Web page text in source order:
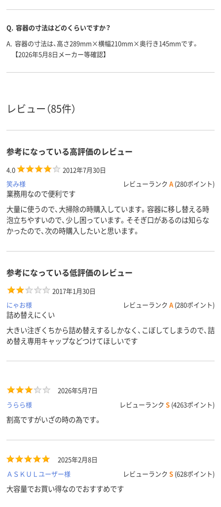
Q. 容器の寸法はどのくらいですか？
A. 容器の寸法は、高さ289mm×横幅210mm×奥行き145mmです。
【2026年5月8日メーカー等確認】
レビュー（85件）
参考になっている高評価のレビュー
4.0
2012年7月30日
笑み様
レビューランク A (280ポイント)
業務用なので便利です
大量に使うので、大掃除の時購入しています。容器に移し替える時
泡立ちやすいので、少し困っています。そそぎ口があるのは知らな
かったので、次の時購入したいと思います。
参考になっている低評価のレビュー
2017年1月30日
にゃお様
レビューランク A (280ポイント)
詰め替えにくい
大きい注ぎくちから詰め替えするしかなく、こぼしてしまうので、詰
め替え専用キャップなどつけてほしいです
2026年5月7日
うらら様
レビューランク S (4263ポイント)
割高ですがいざの時の為です。
2025年2月8日
ＡＳＫＵＬユーザー様
レビューランク S (628ポイント)
大容量でお買い得なのでおすすめです